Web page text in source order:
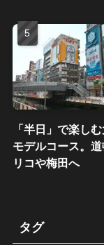
「半日」で楽し
モデルコース。
リコや梅田へ
タグ